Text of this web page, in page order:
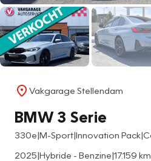
Vakgarage Stellendam
BMW 3 Serie
2025|Hybride - Benzine|17.159 km